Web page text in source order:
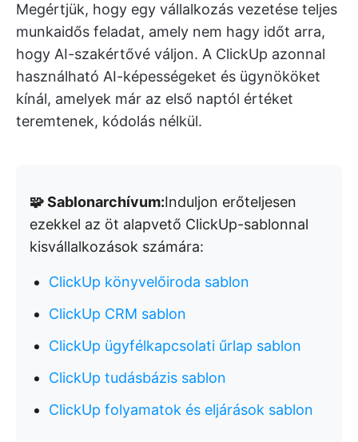
Megértjük, hogy egy vállalkozás vezetése teljes
munkaidős feladat, amely nem hagy időt arra,
hogy AI-szakértővé váljon. A ClickUp azonnal
használható AI-képességeket és ügynököket
kínál, amelyek már az első naptól értéket
teremtenek, kódolás nélkül.
🧩 Sablonarchívum:Induljon erőteljesen
ezekkel az öt alapvető ClickUp-sablonnal
kisvállalkozások számára:
ClickUp könyvelőiroda sablon
ClickUp CRM sablon
ClickUp ügyfélkapcsolati űrlap sablon
ClickUp tudásbázis sablon
ClickUp folyamatok és eljárások sablon